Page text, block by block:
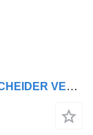
Воздушный фильтр DAF WATERAFSCHEIDER VERWARMD для грузовика DAF LF